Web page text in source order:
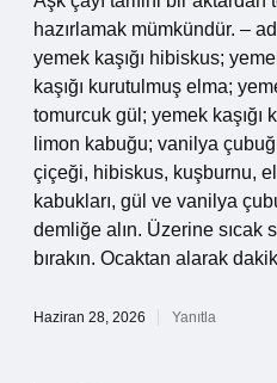
hazırlamak mümkündür. –
yemek kaşığı hibiskus;
kaşığı kurutulmuş elma;
tomurcuk gül; yemek kaşığı
limon kabuğu; vanilya
çiçeği, hibiskus, kuşburnu,
kabukları, gül ve vanilya
demliğe alın. Üzerine sıcak
bırakın. Ocaktan alarak
Haziran 28, 2026 Yanıtla